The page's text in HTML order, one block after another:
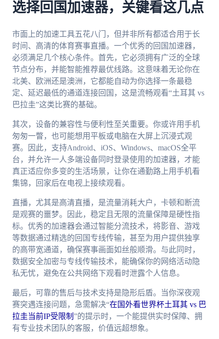
选择回国加速器，关键看这几点
市面上的加速工具五花八门，但并非所有都适合用于长
时间、高清的体育赛事直播。一个优秀的回国加速器，
必须满足几个核心条件。首先，它必须拥有广泛的全球
节点分布，并能智能推荐最优线路。这意味着无论你在
北美、欧洲还是澳洲，它都能自动为你选择一条最稳
定、延迟最低的通道连接回国，这是流畅观看“土耳其 vs
巴拉圭”这类比赛的基础。
其次，设备的兼容性与便利性至关重要。你或许用手机
匆匆一瞥，也可能想用平板或电脑在大屏上沉浸式观
赛。因此，支持Android、iOS、Windows、macOS全平
台，并允许一人多端设备同时登录使用的加速器，才能
真正适应你多变的生活场景，让你在通勤路上用手机看
集锦，回家后在电视上接续观看。
直播，尤其是高清直播，是流量消耗大户，卡顿和断流
是观赛的噩梦。因此，稳定且无限的流量保障是硬性指
标。优秀的加速器会通过智能分流技术，将影音、游戏
等数据通过精选的回国专线传输，甚至为用户提供独享
的高带宽通道，确保赛事画面如丝般顺滑。与此同时，
数据安全加密与专线传输技术，能确保你的网络活动隐
私无忧，避免在公共网络下观看时泄露个人信息。
最后，可靠的售后与技术支持是隐形后盾。当你深夜观
赛突遇连接问题，急需解决“在国外看世界杯土耳其 vs 巴
拉圭当前IP受限制 ”的提示时，一个能提供实时保障、拥
有专业技术团队的客服，价值远超想象。